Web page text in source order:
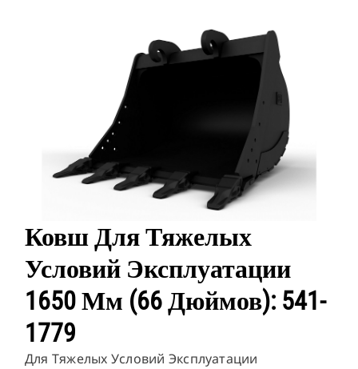
Ковш Для Тяжелых
Условий Эксплуатации
1650 Мм (66 Дюймов): 541-
1779
Для Тяжелых Условий Эксплуатации